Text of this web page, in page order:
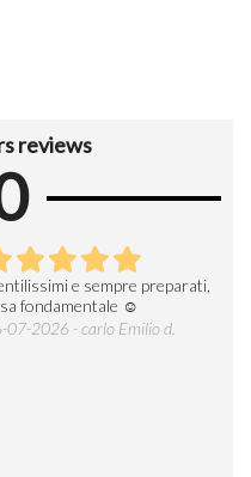
reviews
e sempre preparati,
fondamentale ☺️
07-2026 - carlo Emilio d.